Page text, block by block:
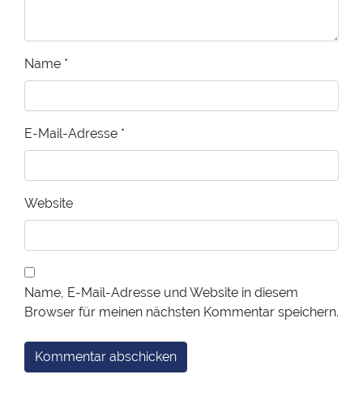
Name *
E-Mail-Adresse *
Website
Name, E-Mail-Adresse und Website in diesem
Browser für meinen nächsten Kommentar speichern.